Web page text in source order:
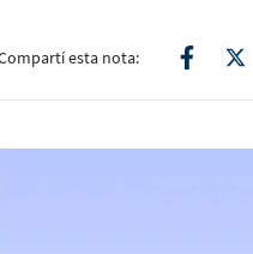
esta nota: